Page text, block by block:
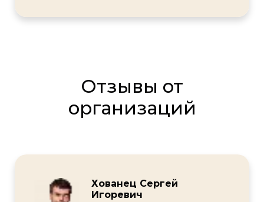
Отзывы от
организаций
Хованец Сергей
Игоревич